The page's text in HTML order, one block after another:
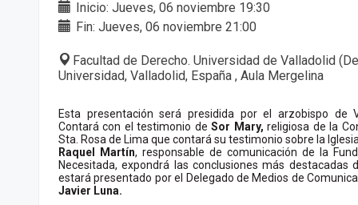
Inicio: Jueves, 06 noviembre 19:30
Fin: Jueves, 06 noviembre 21:00
Facultad de Derecho. Universidad de Valladolid
Universidad, Valladolid, España , Aula Mergelina
Esta presentación será presidida por el arzobispo de
Contará con el testimonio deSor Mary,religiosa de la
Sta. Rosa de Lima que contará su testimonio sobre la
Raquel Martín, responsable de comunicación de la
Necesitada, expondrá las conclusiones más destacadas
estará presentado por el Delegado de Medios de
Javier Luna.